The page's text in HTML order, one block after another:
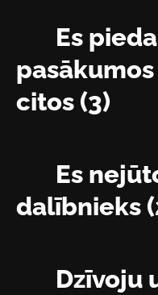
Es
citos (3)
Es
dalībnieks
Dzīvoju